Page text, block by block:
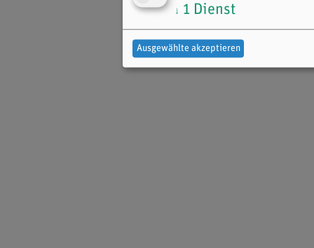
↓ 1 Dienst
Ausgewählte akzeptieren